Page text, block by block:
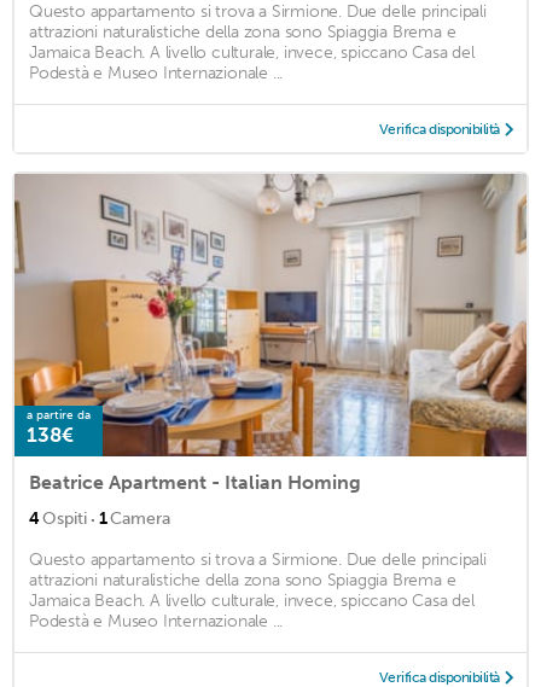
Questo appartamento si trova a Sirmione. Due delle principali
attrazioni naturalistiche della zona sono Spiaggia Brema e
Jamaica Beach. A livello culturale, invece, spiccano Casa del
Podestà e Museo Internazionale ...
Verifica disponibilità
a partire da
138€
Beatrice Apartment - Italian Homing
4Ospiti · 1Camera
Questo appartamento si trova a Sirmione. Due delle principali
attrazioni naturalistiche della zona sono Spiaggia Brema e
Jamaica Beach. A livello culturale, invece, spiccano Casa del
Podestà e Museo Internazionale ...
Verifica disponibilità